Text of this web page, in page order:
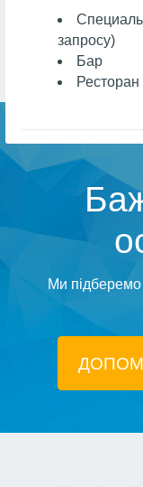
запросу)
Бар
Ресторан
Ми підберемо